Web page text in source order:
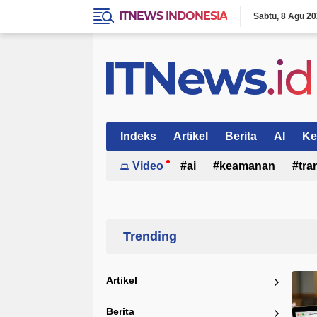
ITNEWS INDONESIA Sabtu 8 Agu
Indeks Artikel Berita AI
Video ai keamanan
Artikel
Berita